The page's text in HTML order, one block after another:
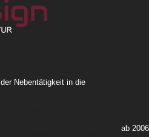
Nebentätigkeit in die
ab 2006
Einige von ihnen sind essenziell für